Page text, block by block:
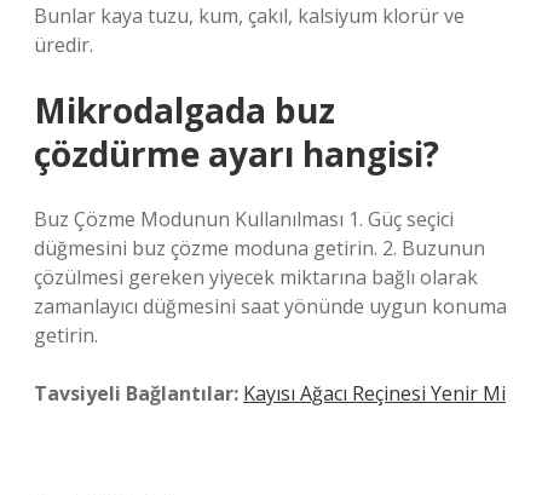
Bunlar kaya tuzu, kum, çakıl, kalsiyum klorür ve
üredir.
Mikrodalgada buz
çözdürme ayarı hangisi?
Buz Çözme Modunun Kullanılması 1. Güç seçici
düğmesini buz çözme moduna getirin. 2. Buzunun
çözülmesi gereken yiyecek miktarına bağlı olarak
zamanlayıcı düğmesini saat yönünde uygun konuma
getirin.
Tavsiyeli Bağlantılar: Kayısı Ağacı Reçinesi Yenir Mi